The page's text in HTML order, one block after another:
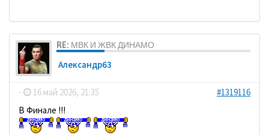
RE: МВК И ЖВК ДИНАМО
Александр63
- 16 май 2026, 21:35
#1319116
В Финале !!!